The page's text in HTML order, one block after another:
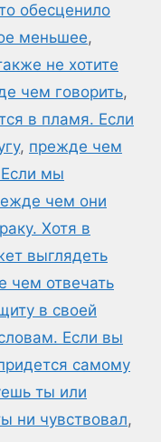
обесценило
меньшее,
не хотите
чем говорить,
в пламя. Если
, прежде чем
Если мы
чем они
Хотя в
выглядеть
чем отвечать
в своей
Если вы
самому
ты или
ни чувствовал,